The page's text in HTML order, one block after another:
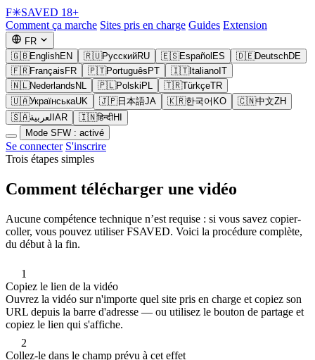
F✳SAVED 18+
Comment ça marche Sites pris en charge Guides Extension
FR
🇬🇧EnglishEN 🇷🇺РусскийRU 🇪🇸Español ES 🇩🇪DeutschDE
🇫🇷Français FR 🇵🇹Português PT 🇮🇹Italiano IT
🇳🇱Nederlands NL 🇵🇱Polski PL 🇹🇷TürkçeTR
🇺🇦УкраїнськаUK 🇯🇵日本語JA 🇰🇷한국어 KO 🇨🇳中文ZH
🇸🇦العربية AR 🇮🇳हिन्दीHI
Mode SFW : activé
Se connecter S'inscrire
Trois étapes simples
Comment télécharger une vidéo
Aucune compétence technique n’est requise : si vous savez copier-
coller, vous pouvez utiliser FSAVED. Voici la procédure complète,
du début à la fin.
1
Copiez le lien de la vidéo
Ouvrez la vidéo sur n'importe quel site pris en charge et copiez son
URL depuis la barre d'adresse — ou utilisez le bouton de partage et
copiez le lien qui s'affiche.
2
Collez-le dans le champ prévu à cet effet